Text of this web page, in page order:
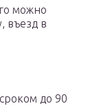
можно
въезд в
до 90